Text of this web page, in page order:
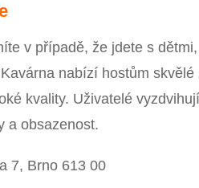
v případě, že jdete s
Kavárna nabízí hostům
kvality. Uživatelé
a obsazenost.
7, Brno 613 00